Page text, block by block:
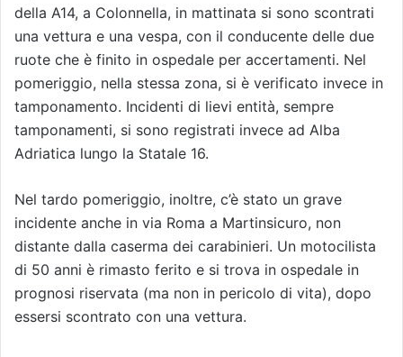
della A14, a Colonnella, in mattinata si sono scontrati
una vettura e una vespa, con il conducente delle due
ruote che è finito in ospedale per accertamenti. Nel
pomeriggio, nella stessa zona, si è verificato invece in
tamponamento. Incidenti di lievi entità, sempre
tamponamenti, si sono registrati invece ad Alba
Adriatica lungo la Statale 16.
Nel tardo pomeriggio, inoltre, c’è stato un grave
incidente anche in via Roma a Martinsicuro, non
distante dalla caserma dei carabinieri. Un motocilista
di 50 anni è rimasto ferito e si trova in ospedale in
prognosi riservata (ma non in pericolo di vita), dopo
essersi scontrato con una vettura.